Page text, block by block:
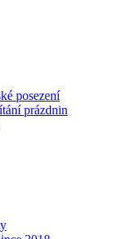
posezení
prázdnin